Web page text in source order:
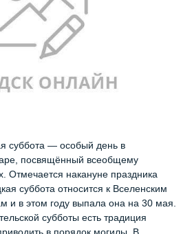
суббота — особый день в
посвящённый всеобщему
Отмечается накануне праздника
суббота относится к Вселенским
и в этом году выпала она на 30 мая.
субботы есть традиция